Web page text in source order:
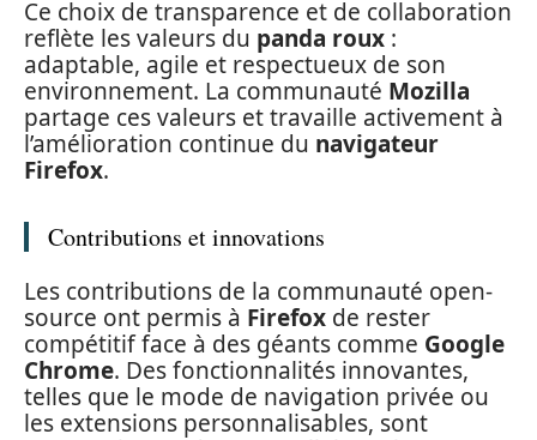
Ce choix de transparence et de collaboration
reflète les valeurs du panda roux :
adaptable, agile et respectueux de son
environnement. La communauté Mozilla
partage ces valeurs et travaille activement à
l’amélioration continue du navigateur
Firefox.
Contributions et innovations
Les contributions de la communauté open-
source ont permis à Firefox de rester
compétitif face à des géants comme Google
Chrome. Des fonctionnalités innovantes,
telles que le mode de navigation privée ou
les extensions personnalisables, sont